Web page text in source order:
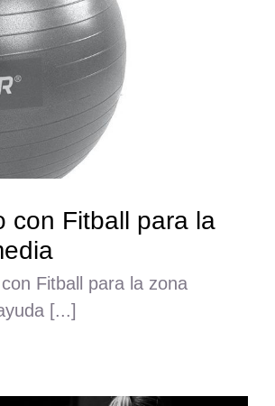
con Fitball para la
Fitball para la zona
[...]